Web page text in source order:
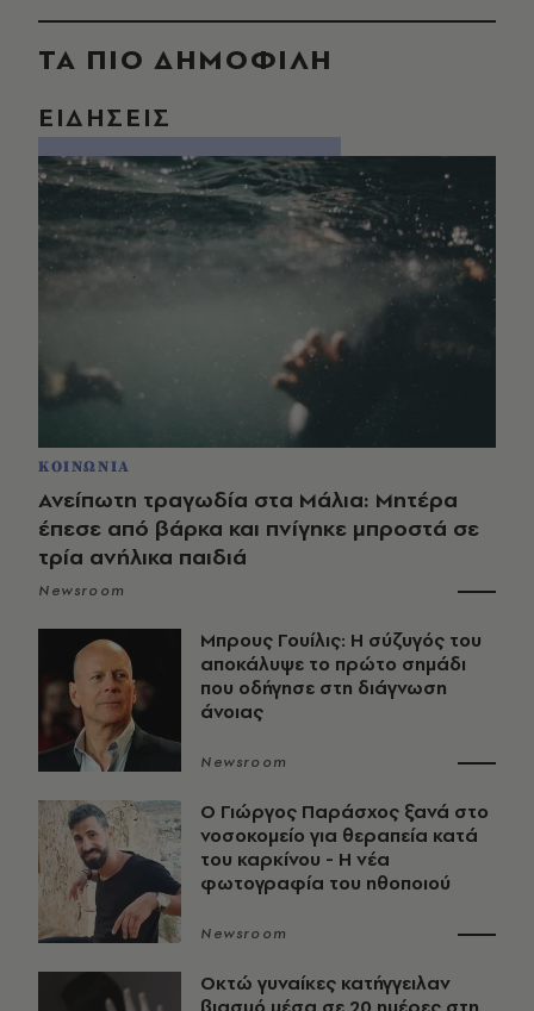
ΤΑ ΠΙΟ ΔΗΜΟΦΙΛΗ
ΕΙΔΗΣΕΙΣ
ΚΟΙΝΩΝΙΑ
Ανείπωτη τραγωδία στα Μάλια: Μητέρα
έπεσε από βάρκα και πνίγηκε μπροστά σε
τρία ανήλικα παιδιά
Newsroom
Μπρους Γουίλις: Η σύζυγός του
αποκάλυψε το πρώτο σημάδι
που οδήγησε στη διάγνωση
άνοιας
Newsroom
O Γιώργος Παράσχος ξανά στο
νοσοκομείο για θεραπεία κατά
του καρκίνου - Η νέα
φωτογραφία του ηθοποιού
Newsroom
Οκτώ γυναίκες κατήγγειλαν